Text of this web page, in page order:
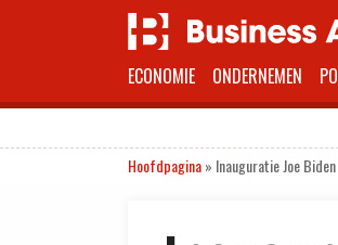
ECONOMIE ONDERNEMEN
Hoofdpagina» Inauguratie Joe